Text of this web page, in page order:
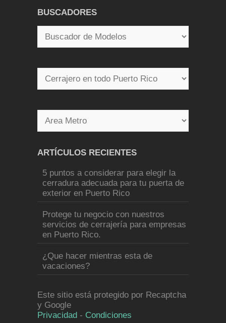
BUSCADORES
ARTÍCULOS RECIENTES
5 puntos a considerar para elegir la
cerradura adecuada para tu puerta de
exterior en Puerto Rico
Protege tu negocio con nuestros
servicios de cerrajería para empresas
en Puerto Rico.
¿Que hacer mientras esta de
vacaciones?
Este sitio está protegido por Recaptcha
y Google
Privacidad - Condiciones